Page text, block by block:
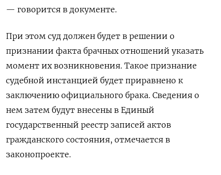
— говорится в документе.
При этом суд должен будет в решении о
признании факта брачных отношений указать
момент их возникновения. Такое признание
судебной инстанцией будет приравнено к
заключению официального брака. Сведения о
нем затем будут внесены в Единый
государственный реестр записей актов
гражданского состояния, отмечается в
законопроекте.